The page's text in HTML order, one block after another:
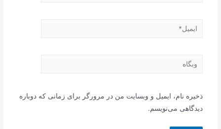
ایمیل*
وبگاه
ذخیره نام، ایمیل و وبسایت من در مرورگر برای زمانی که دوباره
دیدگاهی می‌نویسم.